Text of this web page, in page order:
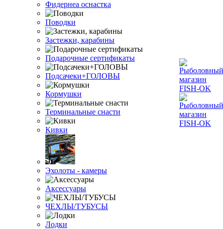
Фидернеа оснастка
Поводки
Застежки, карабины
Подарочные сертификаты
Подсачеки+ГОЛОВЫ
Кормушки
Терминальные снасти
Кивки
Эхолоты - камеры
Аксессуары
ЧЕХЛЫ/ТУБУСЫ
Лодки